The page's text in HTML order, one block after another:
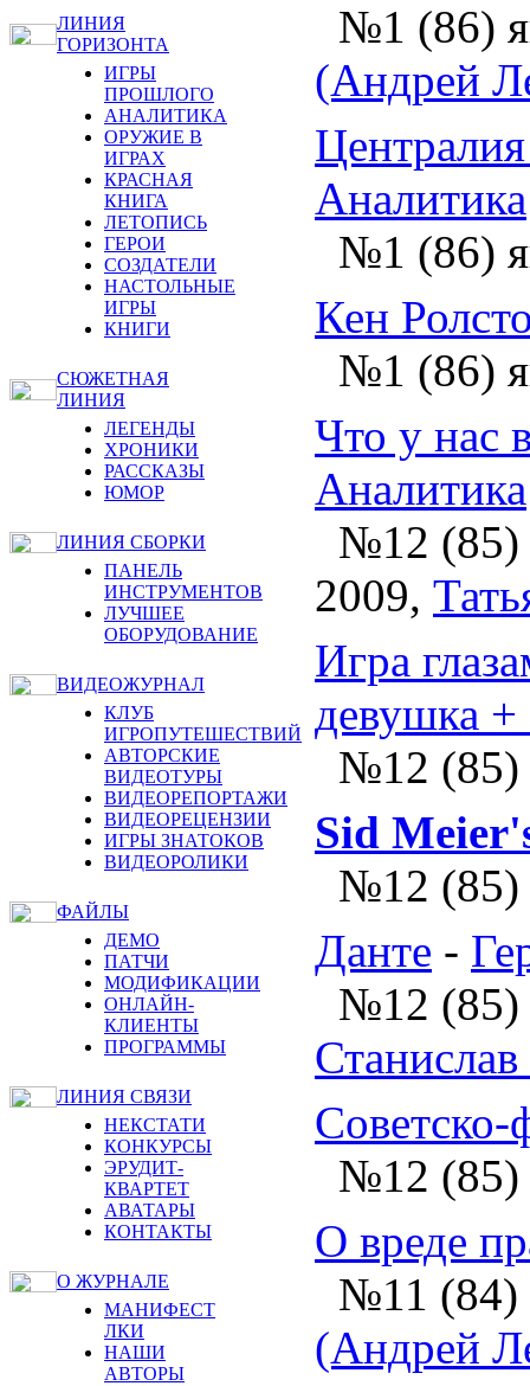
ЛИНИЯ
ГОРИЗОНТА
ИГРЫ
ПРОШЛОГО
АНАЛИТИКА
ОРУЖИЕ В
ИГРАХ
КРАСНАЯ
КНИГА
ЛЕТОПИСЬ
ГЕРОИ
СОЗДАТЕЛИ
НАСТОЛЬНЫЕ
ИГРЫ
КНИГИ
СЮЖЕТНАЯ
ЛИНИЯ
ЛЕГЕНДЫ
ХРОНИКИ
РАССКАЗЫ
ЮМОР
ЛИНИЯ СБОРКИ
ПАНЕЛЬ
ИНСТРУМЕНТОВ
ЛУЧШЕЕ
ОБОРУДОВАНИЕ
ВИДЕОЖУРНАЛ
КЛУБ
ИГРОПУТЕШЕСТВИЙ
АВТОРСКИЕ
ВИДЕОТУРЫ
ВИДЕОРЕПОРТАЖИ
ВИДЕОРЕЦЕНЗИИ
ИГРЫ ЗНАТОКОВ
ВИДЕОРОЛИКИ
ФАЙЛЫ
ДЕМО
ПАТЧИ
МОДИФИКАЦИИ
ОНЛАЙН-
КЛИЕНТЫ
ПРОГРАММЫ
ЛИНИЯ СВЯЗИ
НЕКСТАТИ
КОНКУРСЫ
ЭРУДИТ-
КВАРТЕТ
АВАТАРЫ
КОНТАКТЫ
О ЖУРНАЛЕ
МАНИФЕСТ
ЛКИ
НАШИ
АВТОРЫ
№1 (86)
(Андрей
Аналитика
№1 (86)
Кен
№1 (86)
Что у нас
Аналитика
№12 (85)
2009,
Игра
девушка
№12 (85)
Sid
№12 (85)
Данте -
№12 (85)
Советско-
№12 (85)
О вреде
№11 (84)
(Андрей